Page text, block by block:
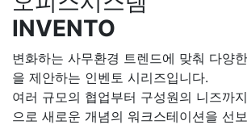
INVENTO
변화하는 사무환경 트렌드에 맞춰 다양
을 제안하는 인벤토 시리즈입니다.
여러 규모의 협업부터 구성원의 니즈까
으로 새로운 개념의 워크스테이션을 선